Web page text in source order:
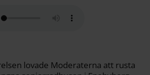
lovade Moderaterna att rusta